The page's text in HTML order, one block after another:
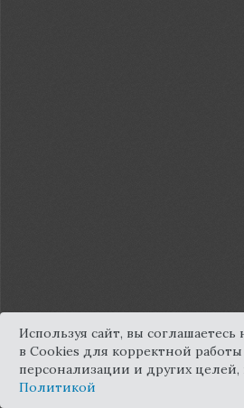
Используя сайт, вы соглашаетесь
в Cookies для корректной работы
персонализации и других
Политикой